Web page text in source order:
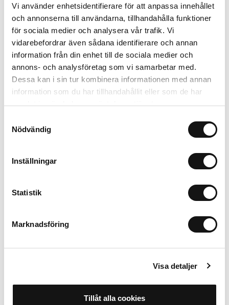
Vi använder enhetsidentifierare för att anpassa innehållet
och annonserna till användarna, tillhandahålla funktioner
för sociala medier och analysera vår trafik. Vi
vidarebefordrar även sådana identifierare och annan
information från din enhet till de sociala medier och
annons- och analysföretag som vi samarbetar med.
Dessa kan i sin tur kombinera informationen med annan
information som du har tillhandahållit eller som de har
samlat in när du har använt deras tjänster.
Nödvändig
Inställningar
Statistik
Marknadsföring
Visa detaljer
Tillåt alla cookies
Bare Pink
+
In winkelwagen
Alternatieven